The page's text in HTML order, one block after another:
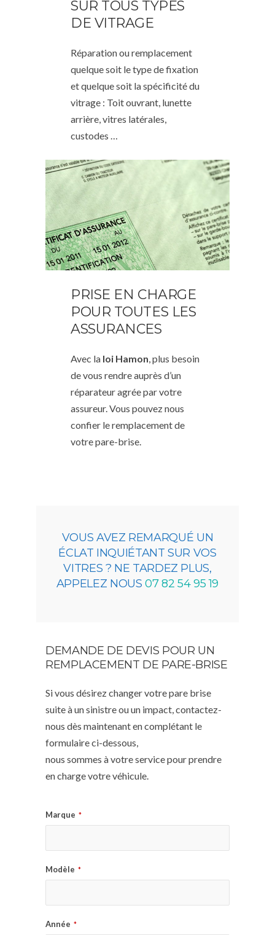
SUR TOUS TYPES
DE VITRAGE
Réparation ou remplacement
quelque soit le type de fixation
et quelque soit la spécificité du
vitrage : Toit ouvrant, lunette
arrière, vitres latérales,
custodes …
PRISE EN CHARGE
POUR TOUTES LES
ASSURANCES
Avec la loi Hamon, plus besoin
de vous rendre auprès d’un
réparateur agrée par votre
assureur. Vous pouvez nous
confier le remplacement de
votre pare-brise.
VOUS AVEZ REMARQUÉ UN
ÉCLAT INQUIÉTANT SUR VOS
VITRES ? NE TARDEZ PLUS,
APPELEZ NOUS07 82 54 95 19
DEMANDE DE DEVIS POUR UN
REMPLACEMENT DE PARE-BRISE
Si vous désirez changer votre pare brise
suite à un sinistre ou un impact, contactez-
nous dès maintenant en complétant le
formulaire ci-dessous,
nous sommes à votre service pour prendre
en charge votre véhicule.
Marque *
Modèle *
Année *